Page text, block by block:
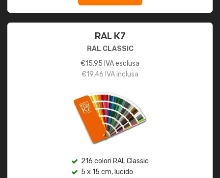
RAL K7
RAL CLASSIC
€15,95 IVA esclusa
€19,46 IVA inclusa
216 colori RAL Classic
5 x 15 cm, lucido